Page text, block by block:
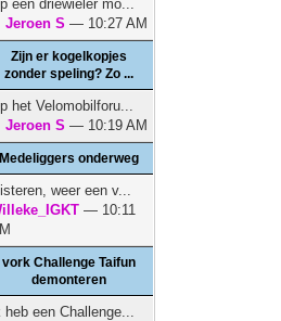
een driewieler mo...
Jeroen S — 10:27 AM
Zijn er kogelkopjes
zonder speling? Zo ...
het Velomobilforu...
Jeroen S — 10:19 AM
Medeliggers onderweg
weer een v...
— 10:11
vork Challenge Taifun
demonteren
heb een Challenge...